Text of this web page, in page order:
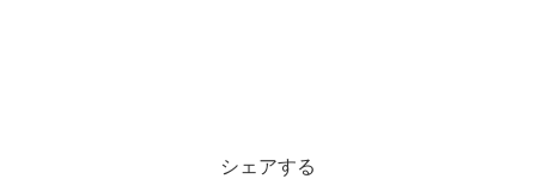
シェアする